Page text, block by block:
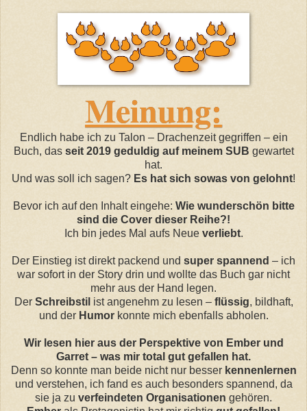
Meinung:
Endlich habe ich zu Talon – Drachenzeit gegriffen – ein
Buch, das seit 2019 geduldig auf meinem SUB gewartet
hat.
Und was soll ich sagen? Es hat sich sowas von gelohnt!
Bevor ich auf den Inhalt eingehe: Wie wunderschön bitte
sind die Cover dieser Reihe?!
Ich bin jedes Mal aufs Neue verliebt.
Der Einstieg ist direkt packend und super spannend – ich
war sofort in der Story drin und wollte das Buch gar nicht
mehr aus der Hand legen.
Der Schreibstil ist angenehm zu lesen – flüssig, bildhaft,
und der Humor konnte mich ebenfalls abholen.
Wir lesen hier aus der Perspektive von Ember und
Garret – was mir total gut gefallen hat.
Denn so konnte man beide nicht nur besser kennenlernen
und verstehen, ich fand es auch besonders spannend, da
sie ja zu verfeindeten Organisationen gehören.